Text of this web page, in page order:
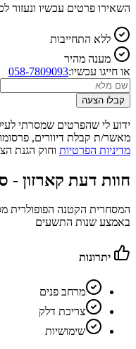
השאירו פרטים עכשיו ונעזור
ללא התחייבות
מענה מהיר
או חייגו עכשיו:058-7809093
קבלו הצעה
ידוע לי שהפרטים שמסרתי
מאשר/ת קבלת דיוורים,
מדיניות הפרטיות וחוק הגנת
חוות דעת קארזון -
המסחרית הקטנה הפופולרית
באמצע שנות התשעים
יתרונות
מרחב פנים
צריכת דלק
שימושיות